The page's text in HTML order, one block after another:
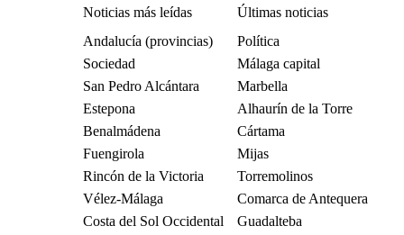
Noticias más leídas
Últimas noticias
Andalucía (provincias)
Política
Sociedad
Málaga capital
San Pedro Alcántara
Marbella
Estepona
Alhaurín de la Torre
Benalmádena
Cártama
Fuengirola
Mijas
Rincón de la Victoria
Torremolinos
Vélez-Málaga
Comarca de Antequera
Costa del Sol Occidental
Guadalteba